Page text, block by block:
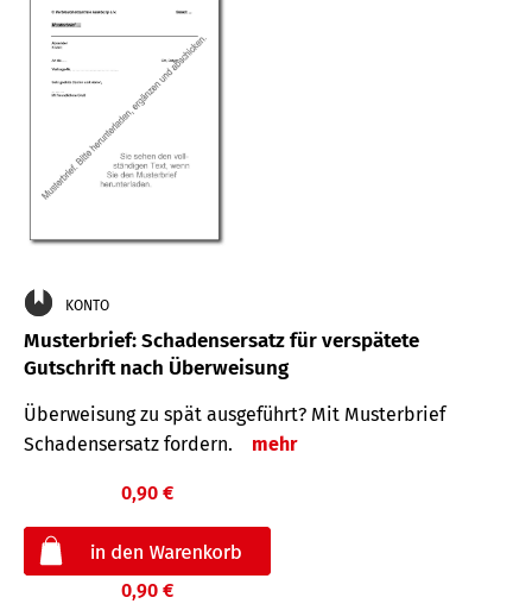
KONTO
Musterbrief: Schadensersatz für verspätete
Gutschrift nach Überweisung
Überweisung zu spät ausgeführt? Mit Musterbrief
Schadensersatz fordern.
mehr
0,90 €
0,90 €